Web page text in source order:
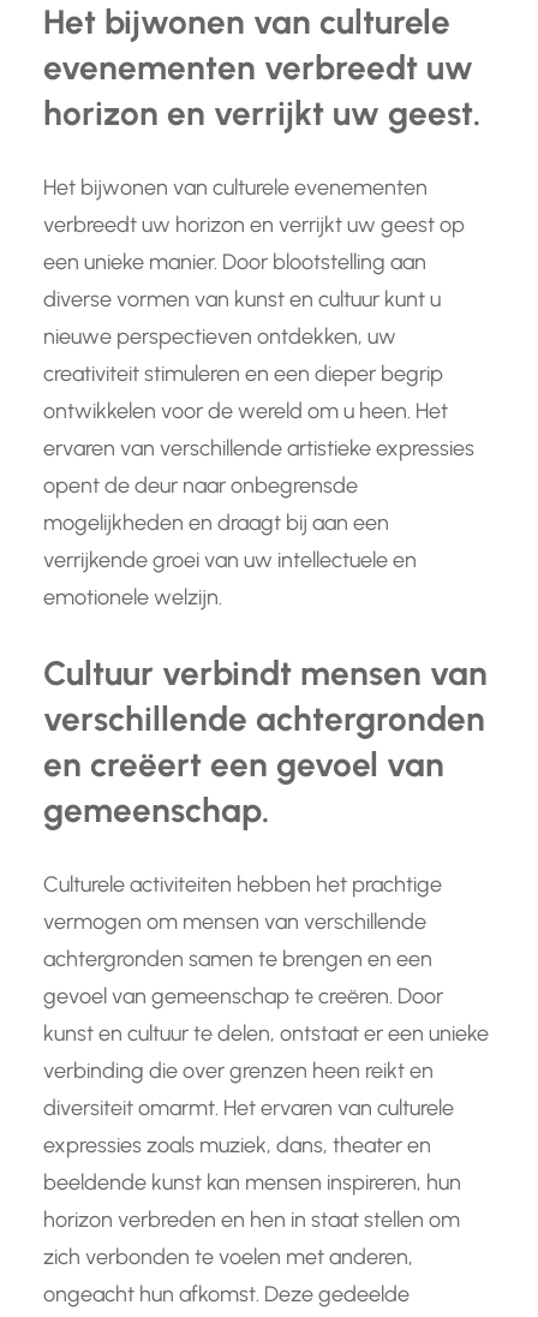
Het bijwonen van culturele
evenementen verbreedt uw
horizon en verrijkt uw geest.
Het bijwonen van culturele evenementen
verbreedt uw horizon en verrijkt uw geest op
een unieke manier. Door blootstelling aan
diverse vormen van kunst en cultuur kunt u
nieuwe perspectieven ontdekken, uw
creativiteit stimuleren en een dieper begrip
ontwikkelen voor de wereld om u heen. Het
ervaren van verschillende artistieke expressies
opent de deur naar onbegrensde
mogelijkheden en draagt bij aan een
verrijkende groei van uw intellectuele en
emotionele welzijn.
Cultuur verbindt mensen van
verschillende achtergronden
en creëert een gevoel van
gemeenschap.
Culturele activiteiten hebben het prachtige
vermogen om mensen van verschillende
achtergronden samen te brengen en een
gevoel van gemeenschap te creëren. Door
kunst en cultuur te delen, ontstaat er een unieke
verbinding die over grenzen heen reikt en
diversiteit omarmt. Het ervaren van culturele
expressies zoals muziek, dans, theater en
beeldende kunst kan mensen inspireren, hun
horizon verbreden en hen in staat stellen om
zich verbonden te voelen met anderen,
ongeacht hun afkomst. Deze gedeelde